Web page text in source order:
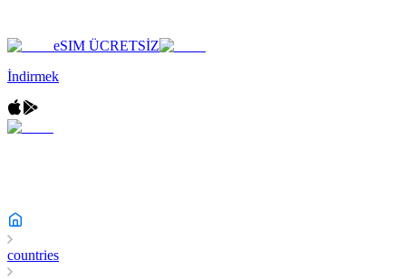
eSIM ÜCRETSİZ
İndirmek
countries